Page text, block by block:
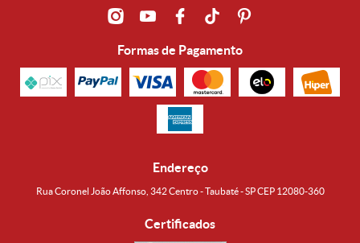
Formas de Pagamento
Endereço
Rua Coronel João Affonso, 342 Centro - Taubaté - SP CEP 12080-360
Certificados